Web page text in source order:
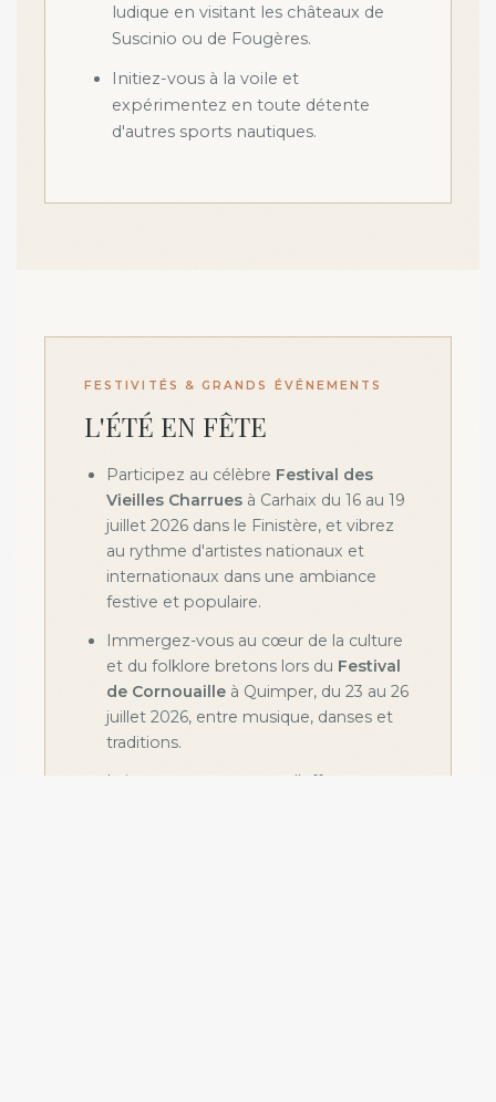
ludique en visitant les châteaux de
Suscinio ou de Fougères.
Initiez-vous à la voile et
expérimentez en toute détente
d'autres sports nautiques.
FESTIVITÉS & GRANDS ÉVÉNEMENTS
L'ÉTÉ EN FÊTE
Participez au célèbre Festival des
Vieilles Charrues à Carhaix du 16 au 19
juillet 2026 dans le Finistère, et vibrez
au rythme d'artistes nationaux et
internationaux dans une ambiance
festive et populaire.
Immergez-vous au cœur de la culture
et du folklore bretons lors du Festival
de Cornouaille à Quimper, du 23 au 26
juillet 2026, entre musique, danses et
traditions.
Laissez-vous porter par l'effervescence